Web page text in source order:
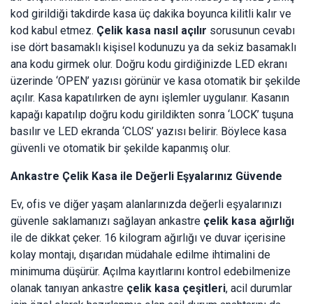
kod girildiği takdirde kasa üç dakika boyunca kilitli kalır ve
kod kabul etmez. Çelik kasa nasıl açılır sorusunun cevabı
ise dört basamaklı kişisel kodunuzu ya da sekiz basamaklı
ana kodu girmek olur. Doğru kodu girdiğinizde LED ekranı
üzerinde ‘OPEN’ yazısı görünür ve kasa otomatik bir şekilde
açılır. Kasa kapatılırken de aynı işlemler uygulanır. Kasanın
kapağı kapatılıp doğru kodu girildikten sonra ‘LOCK’ tuşuna
basılır ve LED ekranda ‘CLOS’ yazısı belirir. Böylece kasa
güvenli ve otomatik bir şekilde kapanmış olur.
Ankastre Çelik Kasa ile Değerli Eşyalarınız Güvende
Ev, ofis ve diğer yaşam alanlarınızda değerli eşyalarınızı
güvenle saklamanızı sağlayan ankastre çelik kasa ağırlığı
ile de dikkat çeker. 16 kilogram ağırlığı ve duvar içerisine
kolay montajı, dışarıdan müdahale edilme ihtimalini de
minimuma düşürür. Açılma kayıtlarını kontrol edebilmenize
olanak tanıyan ankastre çelik kasa çeşitleri, acil durumlar